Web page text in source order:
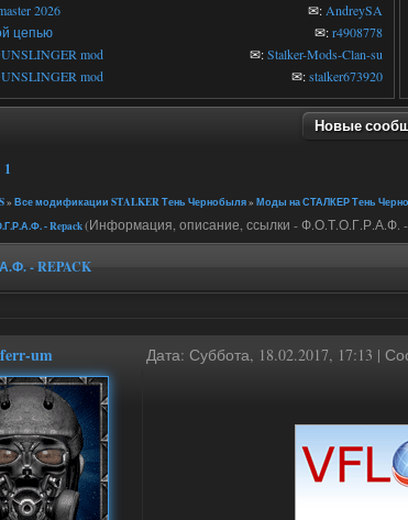
2026 ✉: AndreySA
цепью ✉:r4908778
mod ✉:Stalker-Mods-Clan-su
mod ✉:stalker673920
Новые
1
» Все модификации STALKER Тень Чернобыля» Моды на СТАЛКЕР Тень
- Repack(Информация, описание, ссылки - Ф.О.Т.О.Г.Р.А.Ф. -
- REPACK
ferr-um Дата: Суббота, 18.02.2017, 17:13 |